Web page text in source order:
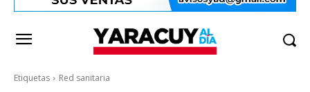
Etiquetas Red sanitaria